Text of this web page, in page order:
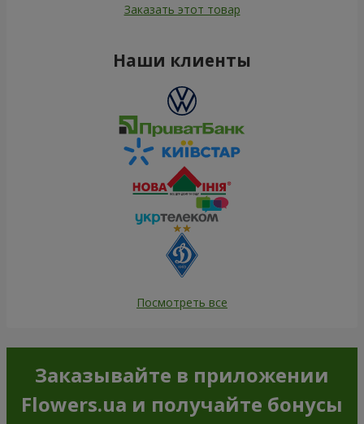
Заказать этот товар
Наши клиенты
Посмотреть все
Заказывайте в приложении
Flowers.ua и получайте бонусы